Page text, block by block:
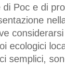
di Poc e di
ecologici
semplici,